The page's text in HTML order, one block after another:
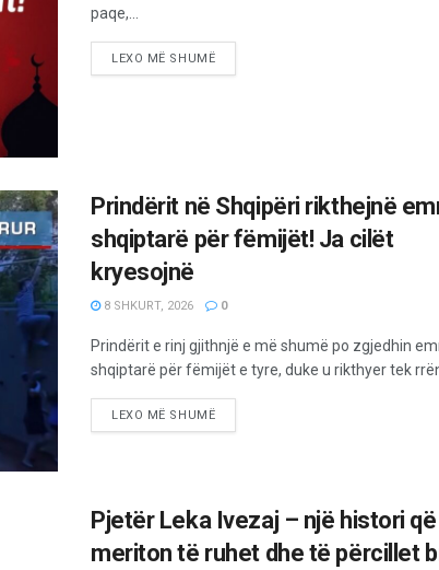
paqe,...
LEXO MË SHUMË
Prindërit në Shqipëri rikthejnë
shqiptarë për fëmijët! Ja cilët
kryesojnë
8 SHKURT, 2026 0
Prindërit e rinj gjithnjë e më shumë po zgjedhin
shqiptarë për fëmijët e tyre, duke u rikthyer tek
LEXO MË SHUMË
Pjetër Leka Ivezaj – një histori që
meriton të ruhet dhe të përcillet